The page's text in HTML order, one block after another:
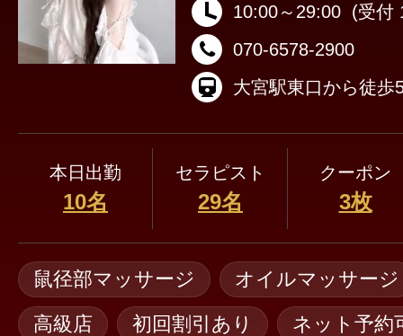
10:00～29:00 (受付
070-6578-2900
大宮駅東口から徒歩
本日出勤
10名
セラピスト
29名
クーポン
3枚
鼠径部マッサージ
オイルマッサージ
高級店
初回割引あり ネット予約